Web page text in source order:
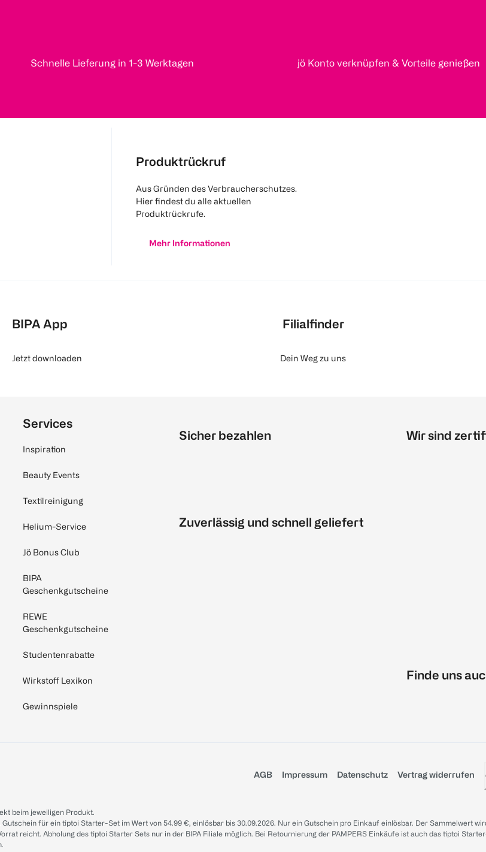
Schnelle Lieferung in 1-3 Werktagen jö Konto verknüpfen & Vorteile genießen
Produktrückruf
Aus Gründen des Verbraucherschutzes.
Hier findest du alle aktuellen
Produktrückrufe.
Mehr Informationen
BIPA App
Jetzt downloaden
Filialfinder
Dein Weg zu uns
Services
Inspiration
Beauty Events
Textilreinigung
Helium-Service
Jö Bonus Club
BIPA
Geschenkgutscheine
REWE
Geschenkgutscheine
Studentenrabatte
Wirkstoff Lexikon
Gewinnspiele
Sicher bezahlen
Zuverlässig und schnell geliefert
Wir sind
Finde uns
AGB Impressum Datenschutz Vertrag widerrufen
beim jeweiligen Produkt.
für ein tiptoi Starter-Set im Wert von 54.99 €, einlösbar bis 30.09.2026. Nur ein Gutschein pro Einkauf einlösbar. Der Sammelwert
reicht. Abholung des tiptoi Starter Sets nur in der BIPA Filiale möglich. Bei Retournierung der PAMPERS Einkäufe ist auch das tiptoi